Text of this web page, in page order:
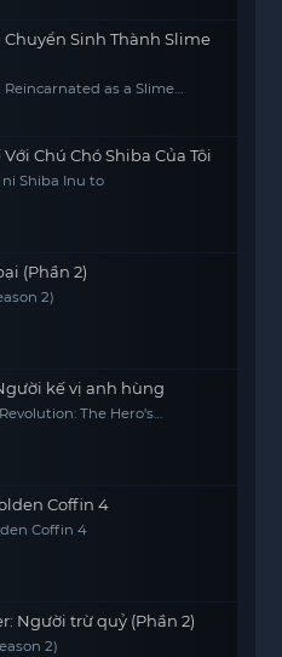
Chuyển Sinh Thành Slime
Reincarnated as a Slime
Chú Chó Shiba Của Tôi
Shiba Inu to
(Phần 2)
2)
kế vị anh hùng
The Hero's
Coffin 4
Coffin 4
Người trừ quỷ (Phần 2)
2)